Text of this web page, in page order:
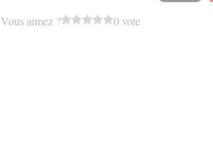
Vous aimez ? 0 vote